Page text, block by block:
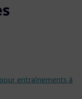
entraînements à